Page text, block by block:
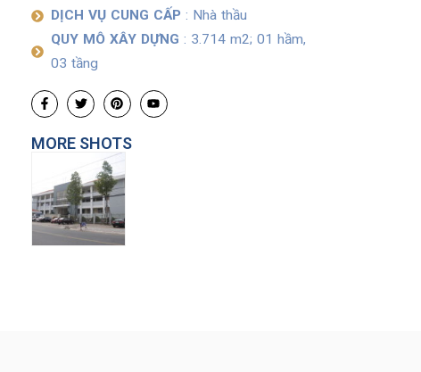
DỊCH VỤ CUNG CẤP : Nhà thầu
QUY MÔ XÂY DỰNG : 3.714 m2; 01 hầm,
03 tầng
MORE SHOTS